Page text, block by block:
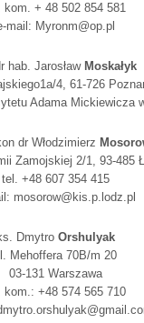
kom. + 48 502 854 581
mail: Myronm@op.pl
hab. Jarosław Moskałyk
4, 61-726
Adama Mickiewicza
dr Włodzimierz
Zamojskiej 2/1, 93-485
tel. +48 607 354 415
mosorow@kis.p.lodz.pl
Dmytro Orshulyak
Mehoffera 70B/m 20
03-131 Warszawa
kom.: +48 574 565 710